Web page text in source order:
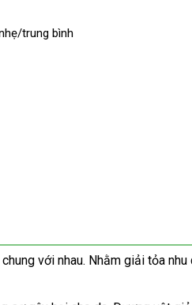
trung bình
xuất
với nhaushopee
. Nhằm giải tỏa